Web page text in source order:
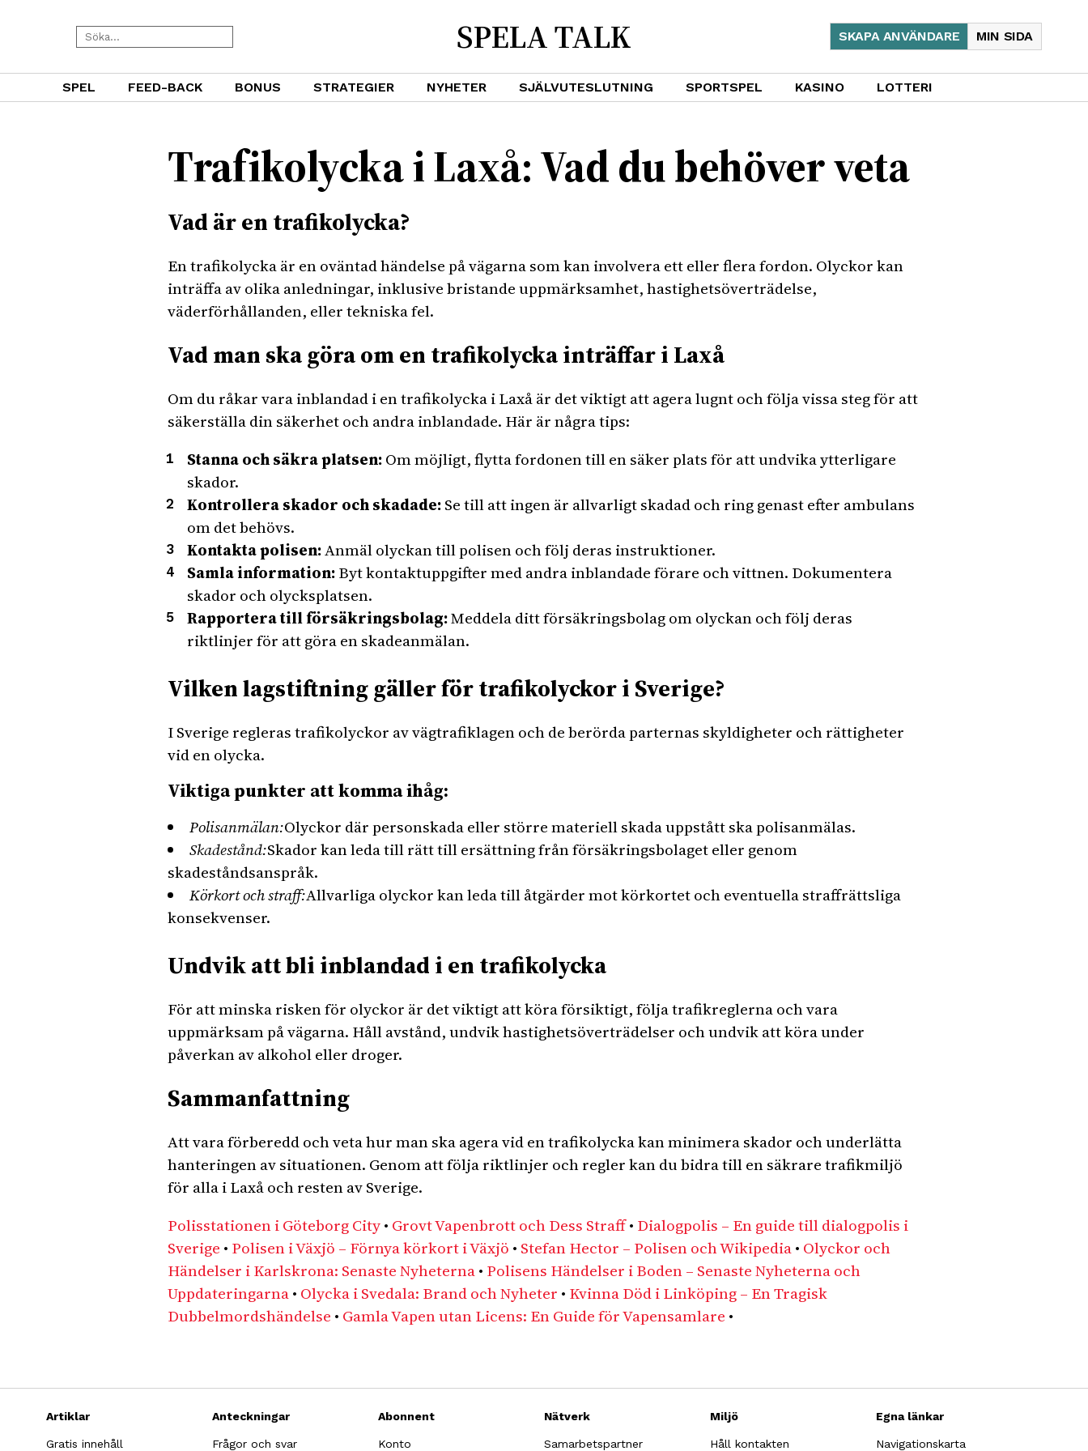
SPELA TALK MIN SIDA
SKAPA ANVÄNDARE
SPEL FEED-BACK BONUS STRATEGIER NYHETER SJÄLVUTESLUTNING SPORTSPEL KASINO LOTTERI
Trafikolycka i Laxå: Vad du behöver veta
Vad är en trafikolycka?
En trafikolycka är en oväntad händelse på vägarna som kan involvera ett eller flera fordon. Olyckor kan
inträffa av olika anledningar, inklusive bristande uppmärksamhet, hastighetsöverträdelse,
väderförhållanden, eller tekniska fel.
Vad man ska göra om en trafikolycka inträffar i Laxå
Om du råkar vara inblandad i en trafikolycka i Laxå är det viktigt att agera lugnt och följa vissa steg för att
säkerställa din säkerhet och andra inblandade. Här är några tips:
Stanna och säkra platsen:Om möjligt, flytta fordonen till en säker plats för att undvika ytterligare
skador.
Kontrollera skador och skadade:Se till att ingen är allvarligt skadad och ring genast efter ambulans
om det behövs.
Kontakta polisen:Anmäl olyckan till polisen och följ deras instruktioner.
Samla information:Byt kontaktuppgifter med andra inblandade förare och vittnen. Dokumentera
skador och olycksplatsen.
Rapportera till försäkringsbolag:Meddela ditt försäkringsbolag om olyckan och följ deras
riktlinjer för att göra en skadeanmälan.
Vilken lagstiftning gäller för trafikolyckor i Sverige?
I Sverige regleras trafikolyckor av vägtrafiklagen och de berörda parternas skyldigheter och rättigheter
vid en olycka.
Viktiga punkter att komma ihåg:
Polisanmälan:Olyckor där personskada eller större materiell skada uppstått ska polisanmälas.
Skadestånd:Skador kan leda till rätt till ersättning från försäkringsbolaget eller genom
skadeståndsanspråk.
Körkort och straff:Allvarliga olyckor kan leda till åtgärder mot körkortet och eventuella straffrättsliga
konsekvenser.
Undvik att bli inblandad i en trafikolycka
För att minska risken för olyckor är det viktigt att köra försiktigt, följa trafikreglerna och vara
uppmärksam på vägarna. Håll avstånd, undvik hastighetsöverträdelser och undvik att köra under
påverkan av alkohol eller droger.
Sammanfattning
Att vara förberedd och veta hur man ska agera vid en trafikolycka kan minimera skador och underlätta
hanteringen av situationen. Genom att följa riktlinjer och regler kan du bidra till en säkrare trafikmiljö
för alla i Laxå och resten av Sverige.
Polisstationen i Göteborg City• Grovt Vapenbrott och Dess Straff• Dialogpolis – En guide till dialogpolis i
Sverige • Polisen i Växjö – Förnya körkort i Växjö • Stefan Hector – Polisen och Wikipedia• Olyckor och
Händelser i Karlskrona: Senaste Nyheterna• Polisens Händelser i Boden – Senaste Nyheterna och
Uppdateringarna• Olycka i Svedala: Brand och Nyheter • Kvinna Död i Linköping – En Tragisk
Dubbelmordshändelse • Gamla Vapen utan Licens: En Guide för Vapensamlare •
Artiklar
Gratis innehåll
Anteckningar
Frågor och svar
Abonnent
Konto
Nätverk
Samarbetspartner
Miljö
Håll kontakten
Egna länkar
Navigationskarta